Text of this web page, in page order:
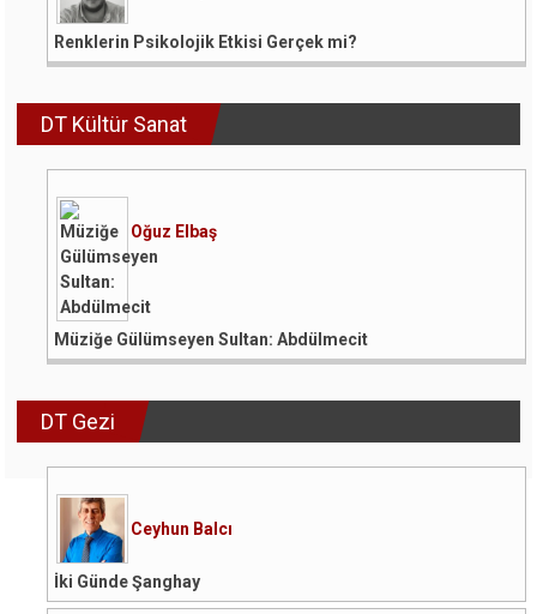
Renklerin Psikolojik Etkisi Gerçek mi?
DT Kültür Sanat
Oğuz Elbaş
Müziğe Gülümseyen Sultan: Abdülmecit
DT Gezi
Ceyhun Balcı
İki Günde Şanghay